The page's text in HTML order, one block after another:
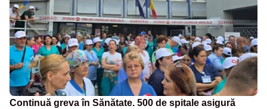
Continuă greva în Sănătate. 500 de spitale asigură